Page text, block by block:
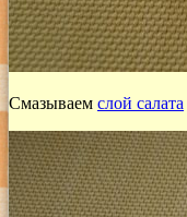
Смазываем слой салата